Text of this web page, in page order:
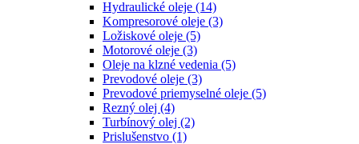
Hydraulické oleje (14)
Kompresorové oleje (3)
Ložiskové oleje (5)
Motorové oleje (3)
Oleje na klzné vedenia (5)
Prevodové oleje (3)
Prevodové priemyselné oleje (5)
Rezný olej (4)
Turbínový olej (2)
Prislušenstvo (1)